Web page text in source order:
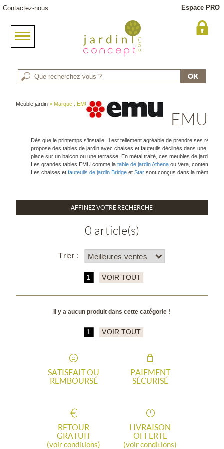
Contactez-nous Espace PRO
Meuble jardin > Marque : EMU
EMU
Dès que le printemps s'installe, Il est tellement agréable de prendre ses repas
propose des tables de jardin avec chaises et fauteuils déclinés dans une
place sur un balcon ou une terrasse. En métal traité, ces meubles de jardin
Les grandes tables EMU comme latable de jardin Athena ou Vera,
Les chaises et fauteuils de jardin Bridge etStar sont conçus dans la même
AFFINEZ VOTRE RECHERCHE
0 article(s)
Trier :
1 VOIR TOUT
Il y a aucun produit dans cette catégorie !
1 VOIR TOUT
SATISFAIT OU
REMBOURSÉ
PAIEMENT
SÉCURISÉ
RETOUR
GRATUIT
(voir conditions)
LIVRAISON
OFFERTE
(voir conditions)